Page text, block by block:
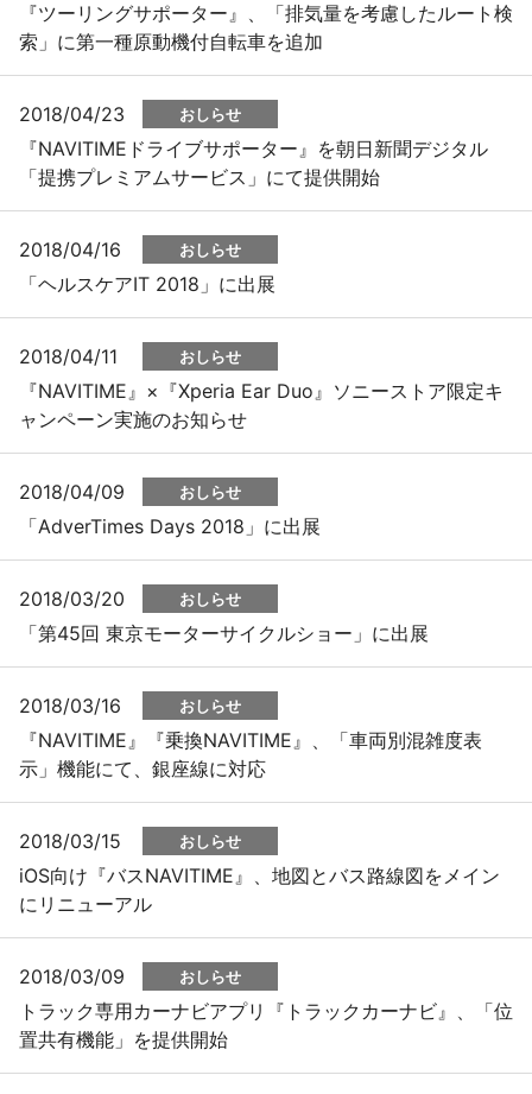
『ツーリングサポーター』、「排気量を考慮したルート検
索」に第一種原動機付自転車を追加
2018/04/23 おしらせ
『NAVITIMEドライブサポーター』を朝日新聞デジタル
「提携プレミアムサービス」にて提供開始
2018/04/16 おしらせ
「ヘルスケアIT 2018」に出展
2018/04/11 おしらせ
『NAVITIME』×『Xperia Ear Duo』ソニーストア限定キ
ャンペーン実施のお知らせ
2018/04/09 おしらせ
「AdverTimes Days 2018」に出展
2018/03/20 おしらせ
「第45回 東京モーターサイクルショー」に出展
2018/03/16 おしらせ
『NAVITIME』『乗換NAVITIME』、「車両別混雑度表
示」機能にて、銀座線に対応
2018/03/15 おしらせ
iOS向け『バスNAVITIME』、地図とバス路線図をメイン
にリニューアル
2018/03/09 おしらせ
トラック専用カーナビアプリ『トラックカーナビ』、「位
置共有機能」を提供開始